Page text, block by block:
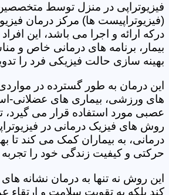
فیزیوتراپی در منزل توسط متخصصین
(فیزیوتراپیست ها) مرکز درمان
درکه ارائه و اجرا می باشد، این
بیمار، برنامه های درمانی خاص و
بهینه سازی حالت فیزیکی فرد را
این درمان به طور گسترده در
های ورزشی، بیماری های عضلانی-
عصبی مورد استفاده قرار می گیرد،
روش های فیزیک درمانی در
درمانی، به بیماران کمک می کند تا
حرکتی و کیفیت زندگی خود را تجربه
این روش نه تنها به درمان نشانه
کند بلکه به تقویت سلامت و ارتقاء